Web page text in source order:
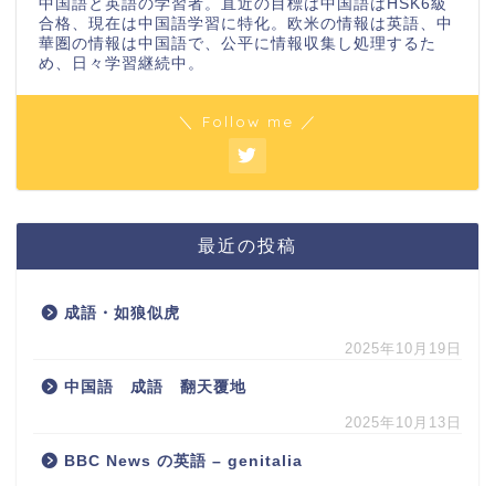
中国語と英語の学習者。直近の目標は中国語はHSK6級
合格、現在は中国語学習に特化。欧米の情報は英語、中
華圏の情報は中国語で、公平に情報収集し処理するた
め、日々学習継続中。
＼ Follow me ／
最近の投稿
成語・如狼似虎
2025年10月19日
中国語 成語 翻天覆地
2025年10月13日
BBC News の英語 – genitalia